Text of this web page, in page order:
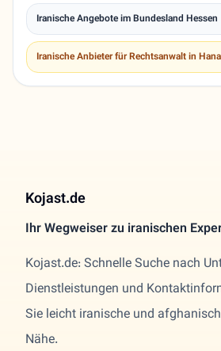
Iranische Angebote im Bundesland Hessen
Iranische Anbieter für Rechtsanwalt in
Kojast.de
Ihr Wegweiser zu iranischen
Kojast.de: Schnelle Suche nach
Dienstleistungen und
Sie leicht iranische und
Nähe.